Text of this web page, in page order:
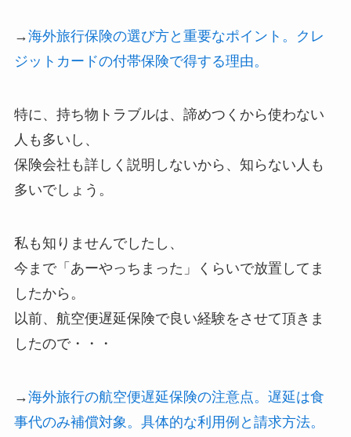
→海外旅行保険の選び方と重要なポイント。クレ
ジットカードの付帯保険で得する理由。
特に、持ち物トラブルは、諦めつくから使わない
人も多いし、
保険会社も詳しく説明しないから、知らない人も
多いでしょう。
私も知りませんでしたし、
今まで「あーやっちまった」くらいで放置してま
したから。
以前、航空便遅延保険で良い経験をさせて頂きま
したので・・・
→海外旅行の航空便遅延保険の注意点。遅延は食
事代のみ補償対象。具体的な利用例と請求方法。